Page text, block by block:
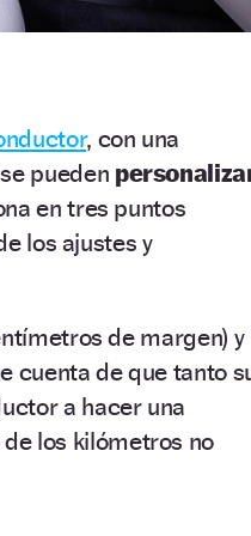
, con una
se pueden
en tres puntos
los ajustes y
de margen) y
cuenta de que tanto
a hacer una
los kilómetros no